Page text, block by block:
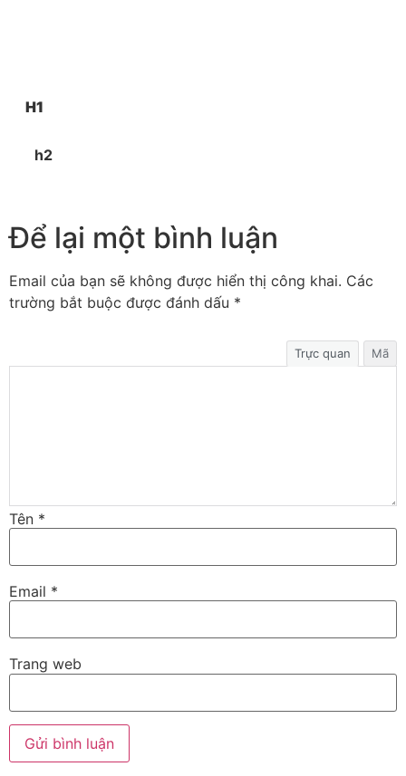
H1
h2
Để lại một bình luận
Email của bạn sẽ không được hiển thị công khai. Các
trường bắt buộc được đánh dấu *
Trực quan Mã
Tên *
Email *
Trang web